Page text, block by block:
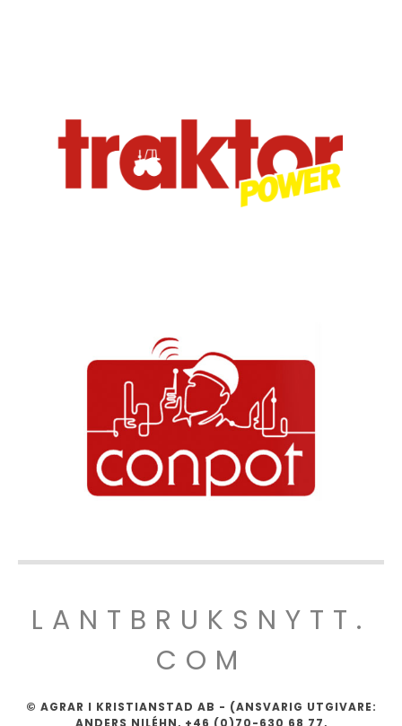
LANTBRUKSNYTT.
COM
© AGRAR I KRISTIANSTAD AB - (ANSVARIG UTGIVARE:
ANDERS NILÉHN, +46 (0)70-630 68 77,